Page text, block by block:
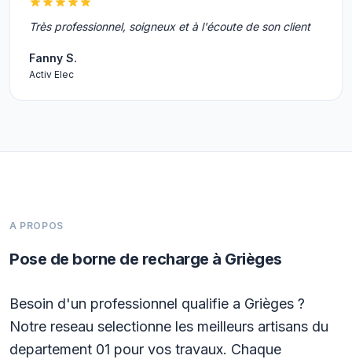
Très professionnel, soigneux et à l'écoute de son client
Fanny S.
Activ Elec
A PROPOS
Pose de borne de recharge à Grièges
Besoin d'un professionnel qualifie a Grièges ?
Notre reseau selectionne les meilleurs artisans du
departement 01 pour vos travaux. Chaque